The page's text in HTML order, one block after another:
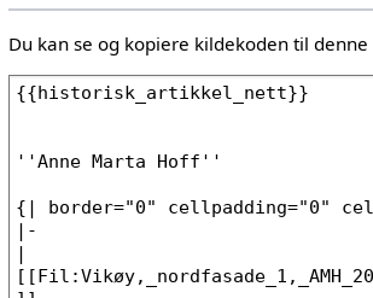
Du kan se og kopiere kildekoden til denne